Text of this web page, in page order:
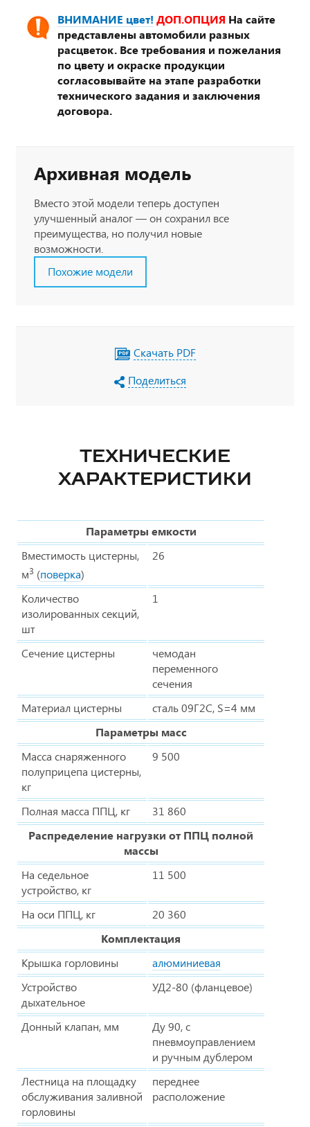
ВНИМАНИЕ цвет! ДОП.ОПЦИЯ На сайте
представлены автомобили разных
расцветок. Все требования и пожелания
по цвету и окраске продукции
согласовывайте на этапе разработки
технического задания и заключения
договора.
Архивная модель
Вместо этой модели теперь доступен
улучшенный аналог — он сохранил все
преимущества, но получил новые
возможности.
Похожие модели
Скачать PDF
Поделиться
ТЕХНИЧЕСКИЕ
ХАРАКТЕРИСТИКИ
Параметры емкости
Вместимость цистерны,
м3 (поверка)
26
Количество
изолированных секций,
шт
1
Сечение цистерны
чемодан
переменного
сечения
Материал цистерны
сталь 09Г2С, S=4 мм
Параметры масс
Масса снаряженного
полуприцепа цистерны,
кг
9 500
Полная масса ППЦ, кг
31 860
Распределение нагрузки от ППЦ полной
массы
На седельное
устройство, кг
11 500
На оси ППЦ, кг
20 360
Комплектация
Крышка горловины
алюминиевая
Устройство
дыхательное
УД2-80 (фланцевое)
Донный клапан, мм
Ду 90, с
пневмоуправлением
и ручным дублером
Лестница на площадку
обслуживания заливной
горловины
переднее
расположение